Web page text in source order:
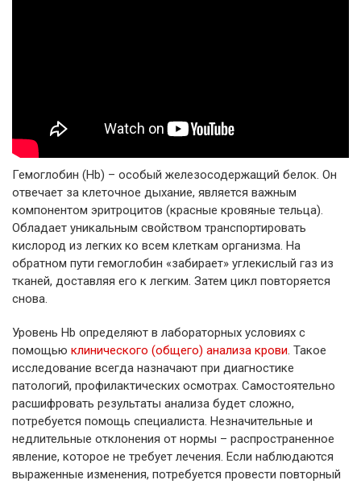
Гемоглобин (Hb) – особый железосодержащий белок. Он
отвечает за клеточное дыхание, является важным
компонентом эритроцитов (красные кровяные тельца).
Обладает уникальным свойством транспортировать
кислород из легких ко всем клеткам организма. На
обратном пути гемоглобин «забирает» углекислый газ из
тканей, доставляя его к легким. Затем цикл повторяется
снова.
Уровень Hb определяют в лабораторных условиях с
помощью клинического (общего) анализа крови. Такое
исследование всегда назначают при диагностике
патологий, профилактических осмотрах. Самостоятельно
расшифровать результаты анализа будет сложно,
потребуется помощь специалиста. Незначительные и
недлительные отклонения от нормы – распространенное
явление, которое не требует лечения. Если наблюдаются
выраженные изменения, потребуется провести повторный